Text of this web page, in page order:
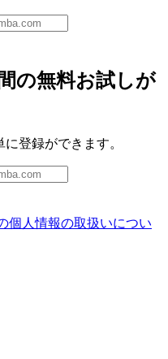
の無料お試しが
登録ができます。
個人情報の取扱いについ